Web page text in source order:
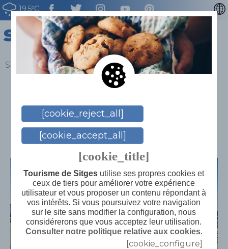
19.5ºC
CATALÀ
ENGLISH
ESPAÑOL
Sitges > Plage de Terramar
Espace sans fumée.
[cookie_reject_all]
[cookie_accept_all]
[cookie_title]
Tourisme de Sitges utilise ses propres cookies et
ceux de tiers pour améliorer votre expérience
utilisateur et vous proposer un contenu répondant à
vos intérêts. Si vous poursuivez votre navigation
sur le site sans modifier la configuration, nous
considérerons que vous acceptez leur utilisation.
Consulter notre politique relative aux cookies.
[cookie_configure]